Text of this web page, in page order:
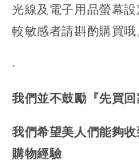
光線及電子用品螢幕
較敏感者請斟酌購買哦
-
我們並不鼓勵『先買
我們希望美人們能夠
購物經驗